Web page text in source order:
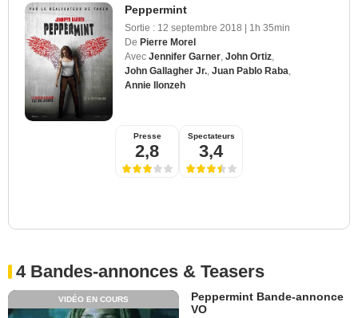
Peppermint
Sortie : 12 septembre 2018 | 1h 35min
De Pierre Morel
Avec Jennifer Garner John Ortiz
John Gallagher Jr. Juan Pablo Raba
Annie Ilonzeh
Presse
2,8
Spectateurs
3,4
4 Bandes-annonces & Teasers
VIDÉO EN COURS
Peppermint Bande-annonce
VO